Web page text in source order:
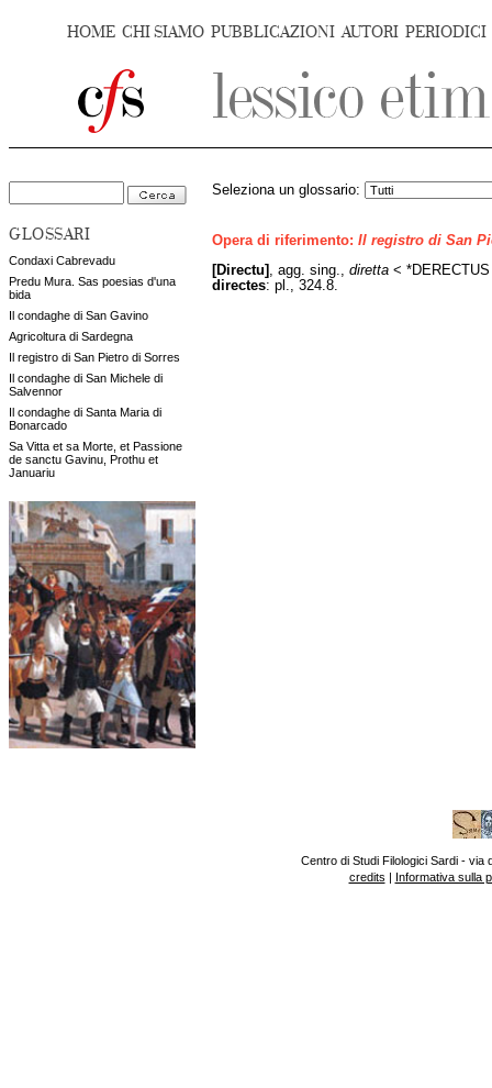
HOME CHI SIAMO PUBBLICAZIONI AUTORI PERIODICI
GLOSSARI
Condaxi Cabrevadu
Predu Mura. Sas poesias d'una
bida
Il condaghe di San Gavino
Agricoltura di Sardegna
Il registro di San Pietro di Sorres
Il condaghe di San Michele di
Salvennor
Il condaghe di Santa Maria di
Bonarcado
Sa Vitta et sa Morte, et Passione
de sanctu Gavinu, Prothu et
Januariu
Seleziona un glossario:
Opera di riferimento: Il registro di San
[Directu]
, agg. sing., diretta <
directes: pl., 324.8.
Centro di Studi Filologici Sardi - via
credits | Informativa sulla